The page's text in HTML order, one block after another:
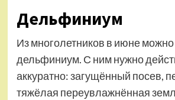
Дельфиниум
Из многолетников в июне можно
дельфиниум. С ним нужно
аккуратно: загущённый посев,
тяжёлая переувлажнённая